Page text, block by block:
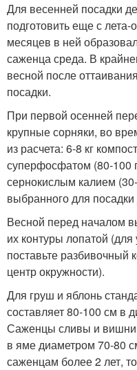
Для весенней посадки
подготовить еще с лета-
месяцев в ней
саженца среда. В
весной после
посадки.
При первой осенней
крупные сорняки, во
из расчета: 6-8 кг
суперфосфатом (80-100
сернокислым калием
выбранного для
Весной перед началом
их контуры лопатой
поставьте разбивочный
центр окружности).
Для груш и яблонь
составляет 80-100 см в
Саженцы сливы и вишни
в яме диаметром 70-80
саженцам более 2 лет,